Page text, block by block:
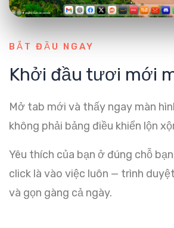
BẮT ĐẦU NGAY
Khởi đầu tươi mới
Mở tab mới và thấy ngay màn
không phải bảng điều khiển lộn
Yêu thích của bạn ở đúng chỗ
click là vào việc luôn — trình
và gọn gàng cả ngày.